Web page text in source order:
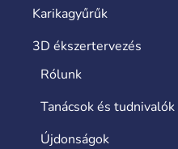
Karikagyűrűk
3D ékszertervezés
Rólunk
Tanácsok és tudnivalók
Újdonságok